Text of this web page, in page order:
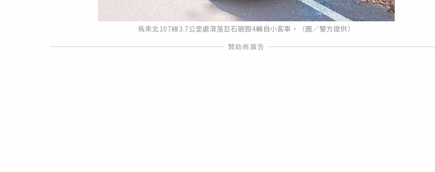
烏來北107線3.7公里處滾落巨石砸毀4輛自小客車。（圖／警方提供）